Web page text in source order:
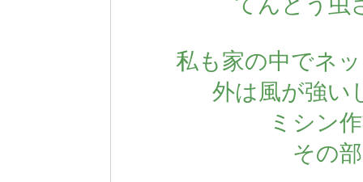
私も家の中でネ
外は風が強い
ミシン
その